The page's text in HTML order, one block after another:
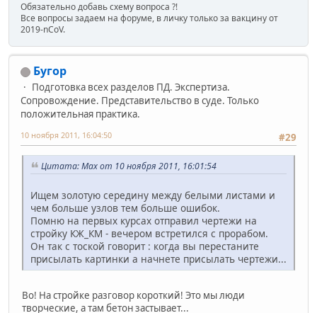
Обязательно добавь схему вопроса ?!
Все вопросы задаем на форуме, в личку только за вакцину от
2019-nCoV.
Бугор
Подготовка всех разделов ПД. Экспертиза.
Сопровождение. Представительство в суде. Только
положительная практика.
#29
10 ноября 2011, 16:04:50
Цитата: Max от 10 ноября 2011, 16:01:54
Ищем золотую середину между белыми листами и
чем больше узлов тем больше ошибок.
Помню на первых курсах отправил чертежи на
стройку КЖ_КМ - вечером встретился с прорабом.
Он так с тоской говорит : когда вы перестаните
присылать картинки а начнете присылать чертежи...
Во! На стройке разговор короткий! Это мы люди
творческие, а там бетон застывает...